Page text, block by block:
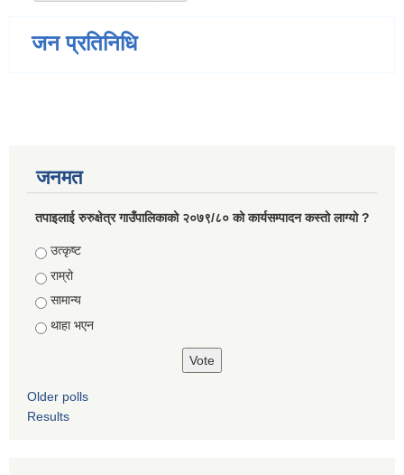
जन प्रतिनिधि
जनमत
तपाइलाई रुरुक्षेत्र गाउँपालिकाको २०७९/८० को कार्यसम्पादन कस्तो लाग्यो ?
Choices
उत्कृष्ट
राम्रो
सामान्य
थाहा भएन
Older polls
Results